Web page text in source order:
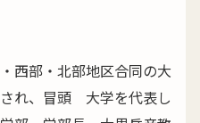
西部・北部地区合同の大
れ、冒頭 大学を代表し